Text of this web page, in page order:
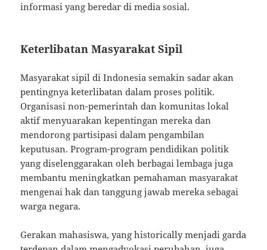
informasi yang beredar di media sosial.
Keterlibatan Masyarakat Sipil
Masyarakat sipil di Indonesia semakin sadar akan
pentingnya keterlibatan dalam proses politik.
Organisasi non-pemerintah dan komunitas lokal
aktif menyuarakan kepentingan mereka dan
mendorong partisipasi dalam pengambilan
keputusan. Program-program pendidikan politik
yang diselenggarakan oleh berbagai lembaga juga
membantu meningkatkan pemahaman masyarakat
mengenai hak dan tanggung jawab mereka sebagai
warga negara.
Gerakan mahasiswa, yang historically menjadi garda